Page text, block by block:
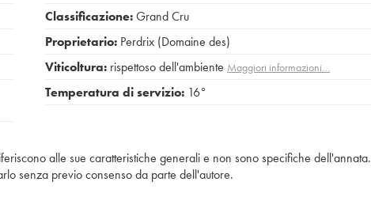
Classificazione:Grand Cru
Proprietario: Perdrix (Domaine des)
Viticoltura: rispettoso dell'ambiente Maggiori informazioni…
Temperatura di servizio: 16°
alle sue caratteristiche generali e non sono specifiche dell'annata.
senza previo consenso da parte dell'autore.